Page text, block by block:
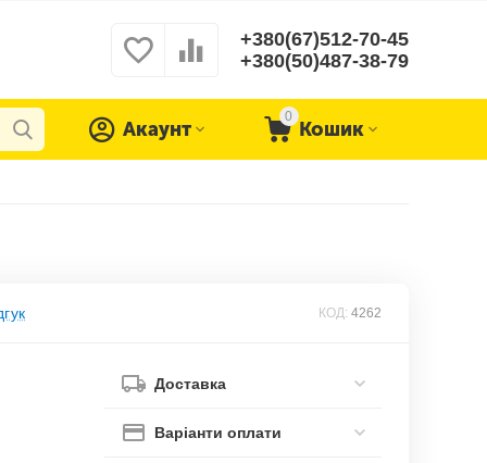
+380(67)512-70-45
+380(50)487-38-79
0
Кошик
Акаунт
КОД: 4262
Доставка
Варіанти оплати